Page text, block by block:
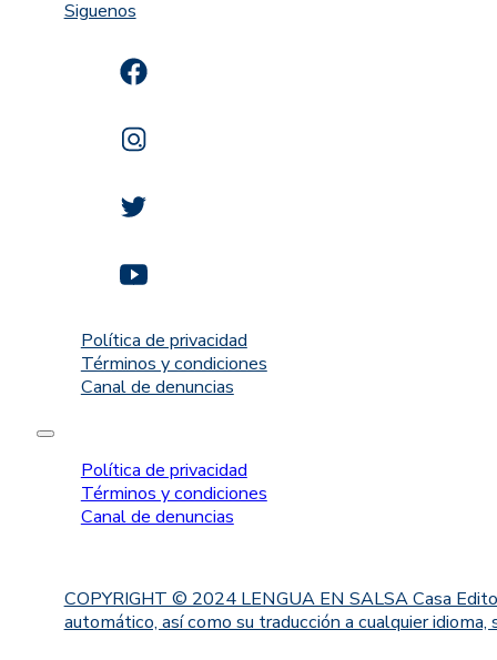
Siguenos
Política de privacidad
Términos y condiciones
Canal de denuncias
Política de privacidad
Términos y condiciones
Canal de denuncias
COPYRIGHT © 2024 LENGUA EN SALSA Casa
automático, así como su traducción a cualquier